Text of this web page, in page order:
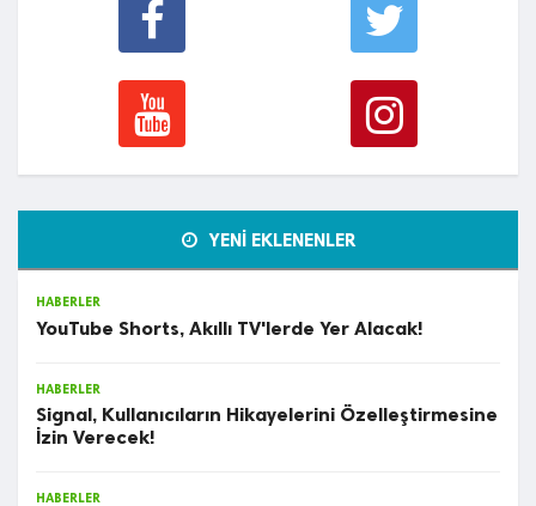
YENİ EKLENENLER
HABERLER
YouTube Shorts, Akıllı TV'lerde Yer Alacak!
HABERLER
Signal, Kullanıcıların Hikayelerini Özelleştirmesine
İzin Verecek!
HABERLER